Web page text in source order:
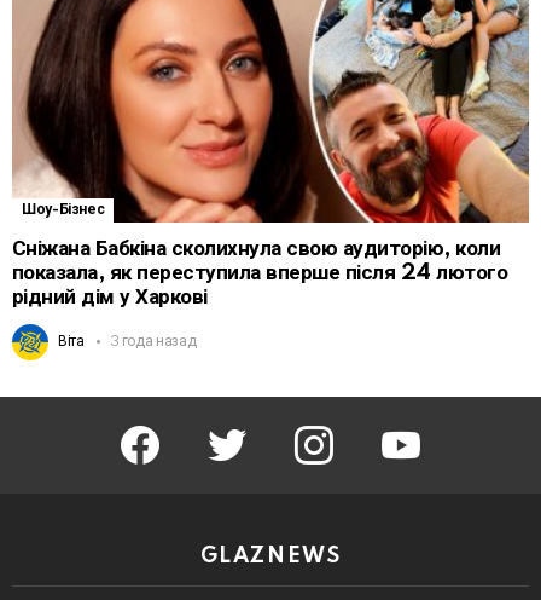
Шоу-Бізнес
Сніжана Бабкіна сколихнула свою аудиторію, коли
показала, як переступила вперше після 24 лютого
рідний дім у Харкові
Віта 3 года назад
facebook twitter instagram youtube
GLAZNEWS